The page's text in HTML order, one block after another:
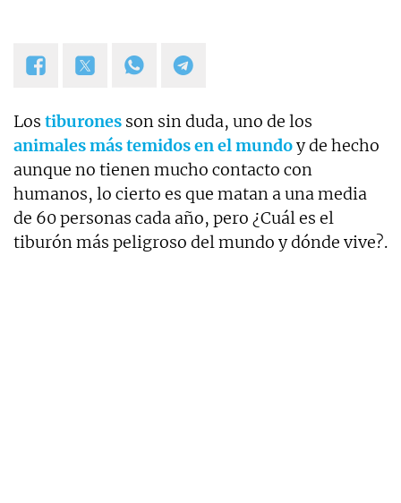
Los tiburones son sin duda, uno de los
animales más temidos en el mundoy de hecho
aunque no tienen mucho contacto con
humanos, lo cierto es que matan a una media
de 60 personas cada año, pero ¿Cuál es el
tiburón más peligroso del mundo y dónde vive?.